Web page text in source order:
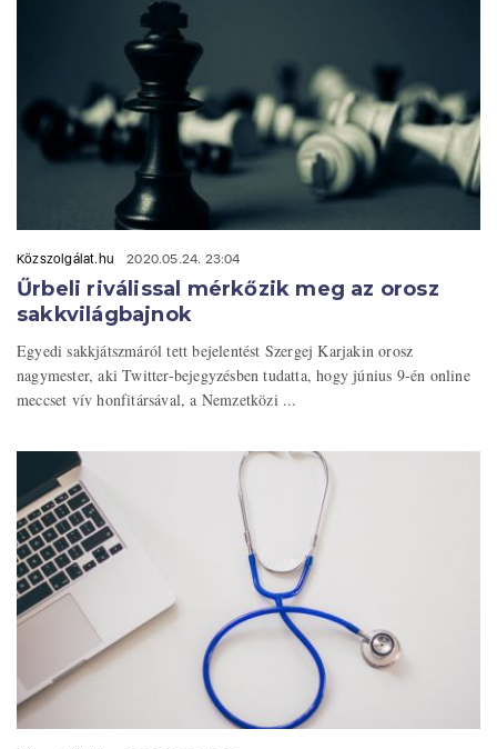
Közszolgálat.hu 2020.05.24. 23:04
Űrbeli riválissal mérkőzik meg az orosz
sakkvilágbajnok
Egyedi sakkjátszmáról tett bejelentést Szergej Karjakin orosz
nagymester, aki Twitter-bejegyzésben tudatta, hogy június 9-én online
meccset vív honfitársával, a Nemzetközi ...